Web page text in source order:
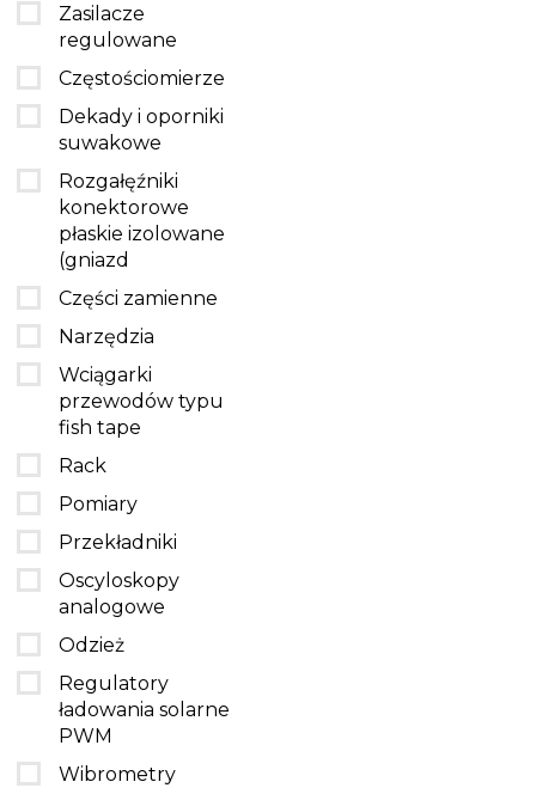
Zasilacze
regulowane
Częstościomierze
Dekady i oporniki
suwakowe
Rozgałęźniki
konektorowe
płaskie izolowane
(gniazd
Części zamienne
Narzędzia
Wciągarki
przewodów typu
fish tape
Rack
Pomiary
Przekładniki
Oscyloskopy
analogowe
Odzież
Regulatory
ładowania solarne
PWM
Wibrometry